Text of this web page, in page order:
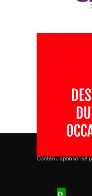
Contenu sponsorisé